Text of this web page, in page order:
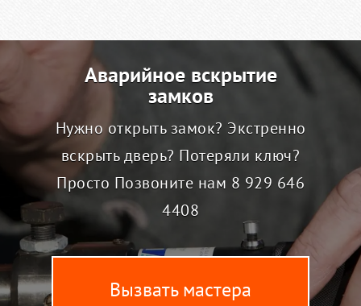
Аварийное вскрытие
замков
Нужно открыть замок? Экстренно
вскрыть дверь? Потеряли ключ?
Просто Позвоните нам 8 929 646
4408
Вызвать мастера